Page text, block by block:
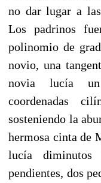
no dar lugar a
Los padrinos
polinomio de
novio, una
novia lucía un
coordenadas
sosteniendo la
hermosa cinta de
lucía diminutos
pendientes, dos